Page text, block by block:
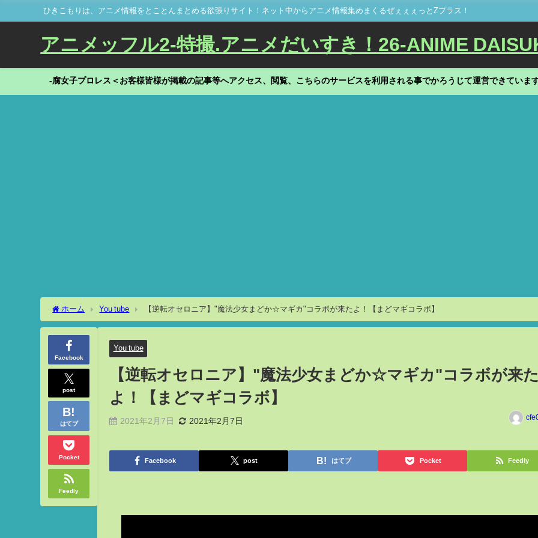
ひきこもりは、アニメ情報をとことんまとめる欲張りサイト！ネット中からアニメ情報集めまくるぜぇぇぇっとZプラス！
アニメッフル2-特撮.アニメだいすき！26-ANIME
-腐女子プロレス＜お客様皆様が掲載の記事等へアクセス、閲覧、こちらのサービスを利用される事でかろうじて運営できていま
ホーム You tube 【逆転オセロニア】"魔法少女まどか☆マギカ"コラボが来たよ！【まどマギコラボ】
Facebook
post
はてブ
Pocket
Feedly
You tube
【逆転オセロニア】"魔法少女まどか☆マギカ"コラボが来た
よ！【まどマギコラボ】
2021年2月7日 2021年2月7日
Facebook post はてブ Pocket Feedly